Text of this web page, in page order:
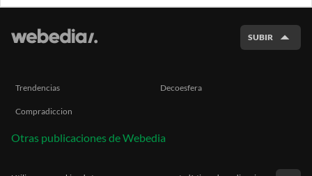
SUBIR
Trendencias Decoesfera
Compradiccion
Otras publicaciones de Webedia